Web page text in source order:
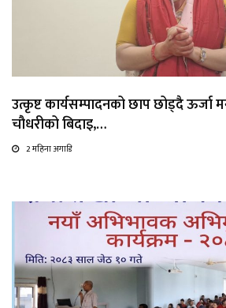
उत्कृष्ट कार्यसम्पादनको छाप छोड्दै ऊर्जा
चौधरीको बिदाइ,…
2 महिना अगाडि